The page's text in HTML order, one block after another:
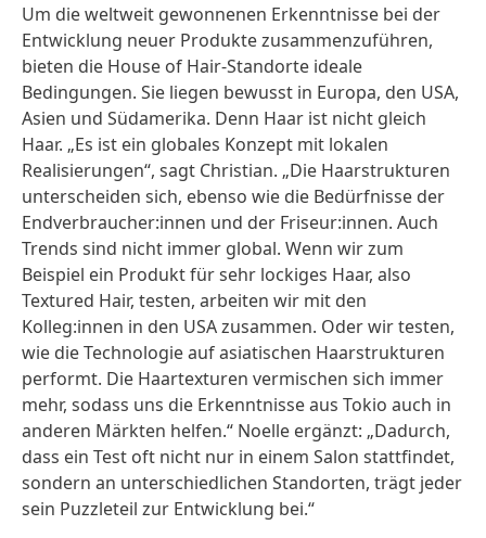
Um die weltweit gewonnenen Erkenntnisse bei der
Entwicklung neuer Produkte zusammenzuführen,
bieten die House of Hair-Standorte ideale
Bedingungen. Sie liegen bewusst in Europa, den USA,
Asien und Südamerika. Denn Haar ist nicht gleich
Haar. „Es ist ein globales Konzept mit lokalen
Realisierungen“, sagt Christian. „Die Haarstrukturen
unterscheiden sich, ebenso wie die Bedürfnisse der
Endverbraucher:innen und der Friseur:innen. Auch
Trends sind nicht immer global. Wenn wir zum
Beispiel ein Produkt für sehr lockiges Haar, also
Textured Hair, testen, arbeiten wir mit den
Kolleg:innen in den USA zusammen. Oder wir testen,
wie die Technologie auf asiatischen Haarstrukturen
performt. Die Haartexturen vermischen sich immer
mehr, sodass uns die Erkenntnisse aus Tokio auch in
anderen Märkten helfen.“ Noelle ergänzt: „Dadurch,
dass ein Test oft nicht nur in einem Salon stattfindet,
sondern an unterschiedlichen Standorten, trägt jeder
sein Puzzleteil zur Entwicklung bei.“